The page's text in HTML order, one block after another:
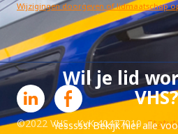
Wil je lid
VHS?
Yesssss! Bekijk hier alle
Wijzigingen doorgeven of lidmaatschap
©2022 VHS KvK 40477010